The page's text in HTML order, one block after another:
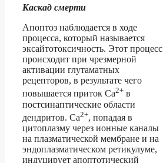
Каскад смерти
Апоптоз наблюдается в ходе
процесса, который называется
эксайтотоксичность. Этот процесс
происходит при чрезмерной
активации глутаматных
рецепторов, в результате чего
повышается приток Ca2+ в
постсинаптические области
дендритов. Са2+, попадая в
цитоплазму через ионные каналы
на плазматической мембране и на
эндоплазматическом ретикулуме,
индуцирует апоптотический